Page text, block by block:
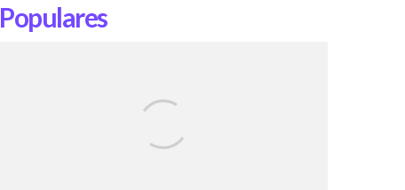
Populares